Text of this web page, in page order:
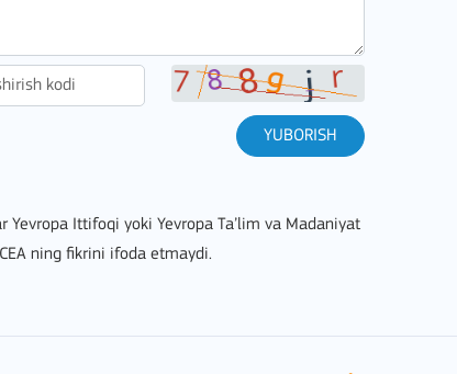
YUBORISH
Ittifoqi yoki Yevropa Ta’lim va Madaniyat
ning fikrini ifoda etmaydi.